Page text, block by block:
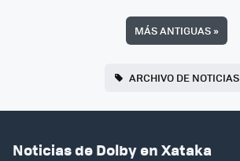
MÁS ANTIGUAS»
ARCHIVO DE NOTICIAS
Noticias de Dolby en Xataka